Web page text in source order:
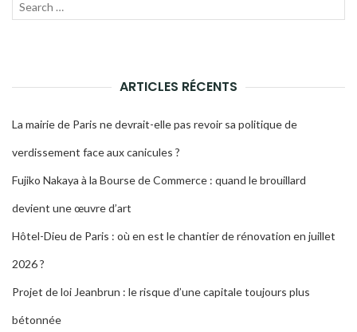
Recherche
ARTICLES RÉCENTS
La mairie de Paris ne devrait-elle pas revoir sa politique de
verdissement face aux canicules ?
Fujiko Nakaya à la Bourse de Commerce : quand le brouillard
devient une œuvre d’art
Hôtel-Dieu de Paris : où en est le chantier de rénovation en juillet
2026 ?
Projet de loi Jeanbrun : le risque d’une capitale toujours plus
bétonnée